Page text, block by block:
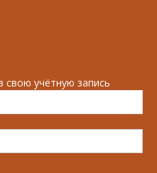
учётную запись